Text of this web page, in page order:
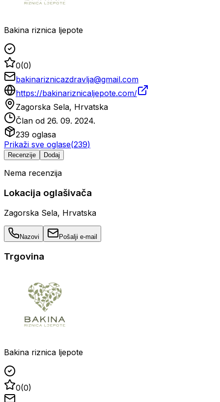
Bakina riznica ljepote
0(0)
bakinariznicazdravlja@gmail.com
https://bakinariznicaljepote.com/
Zagorska Sela, Hrvatska
Član od 26. 09. 2024.
239 oglasa
Prikaži sve oglase(239)
Recenzije Dodaj
Nema recenzija
Lokacija oglašivača
Zagorska Sela, Hrvatska
Nazovi Pošalji e-mail
Trgovina
Bakina riznica ljepote
0(0)